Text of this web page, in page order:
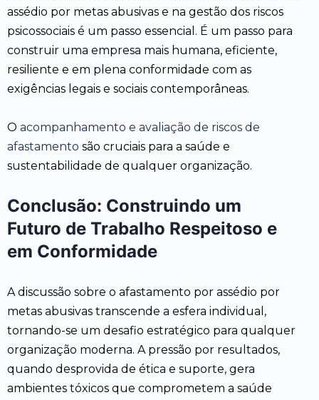
assédio por metas abusivas e na gestão dos riscos
psicossociais é um passo essencial. É um passo para
construir uma empresa mais humana, eficiente,
resiliente e em plena conformidade com as
exigências legais e sociais contemporâneas.
O acompanhamento e avaliação de riscos de
afastamento são cruciais para a saúde e
sustentabilidade de qualquer organização.
Conclusão: Construindo um
Futuro de Trabalho Respeitoso e
em Conformidade
A discussão sobre o afastamento por assédio por
metas abusivas transcende a esfera individual,
tornando-se um desafio estratégico para qualquer
organização moderna. A pressão por resultados,
quando desprovida de ética e suporte, gera
ambientes tóxicos que comprometem a saúde